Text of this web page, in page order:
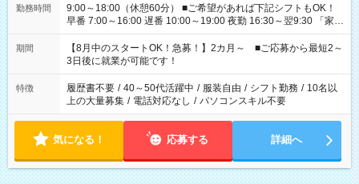
勤務時間
9:00～18:00（休憩60分） ■ご希望があれば下記シフトもOK！
早番 7:00～16:00 遅番 10:00～19:00 夜勤 16:30～翌9:30 「家族
と休みを合わせたい」 「余裕を持って夕飯の準備がしたい」
「できれば残業はしたくない」 など、ご希望を教えてください
ね。 ※Wワーク希望の方へ 今ご覧のお仕事で希望する勤務時間
と、もう1つのお仕事の勤務時間。 合計で週40時間を超える場
合は応募できません。
期間
【8月中のスタートOK！急募！】2カ月～ ■ご応募から最短2～
3日後に就業が可能です！
特徴 履歴書不要 / 40～50代活躍中 / 服装自由 / シフト勤務 / 10名以
上の大量募集 / 電話対応なし / パソコンスキル不要
気になる！ 応募する 詳細へ